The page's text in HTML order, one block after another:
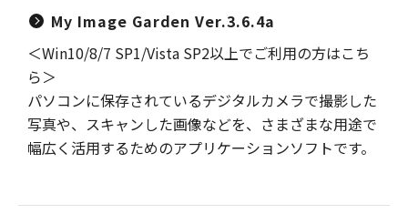
My Image Garden Ver.3.6.4a
＜Win10/8/7 SP1/Vista SP2以上でご利用の方はこち
ら＞
パソコンに保存されているデジタルカメラで撮影した
写真や、スキャンした画像などを、さまざまな用途で
幅広く活用するためのアプリケーションソフトです。